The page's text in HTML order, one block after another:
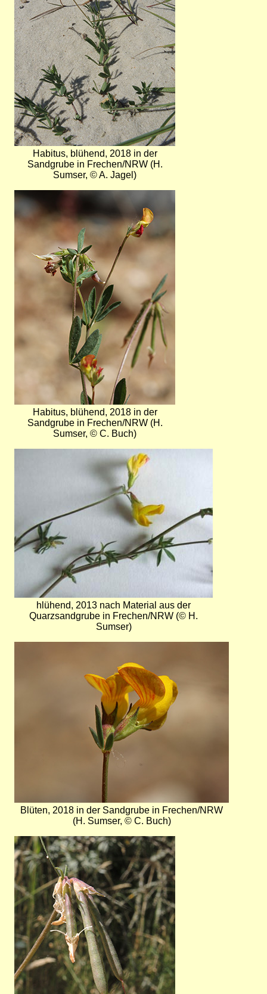
Habitus, blühend, 2018 in der
Sandgrube in Frechen/NRW (H.
Sumser, © A. Jagel)
Bild
Habitus, blühend, 2018 in der
Sandgrube in Frechen/NRW (H.
Sumser, © C. Buch)
hlühend, 2013 nach Material aus der
Quarzsandgrube in Frechen/NRW (© H.
Sumser)
Blüten, 2018 in der Sandgrube in Frechen/NRW
(H. Sumser, © C. Buch)
Bild